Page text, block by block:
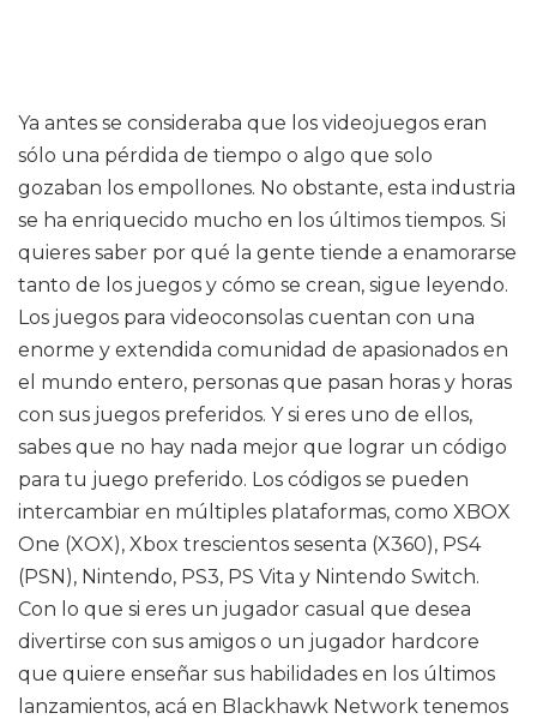
Ya antes se consideraba que los videojuegos eran
sólo una pérdida de tiempo o algo que solo
gozaban los empollones. No obstante, esta industria
se ha enriquecido mucho en los últimos tiempos. Si
quieres saber por qué la gente tiende a enamorarse
tanto de los juegos y cómo se crean, sigue leyendo.
Los juegos para videoconsolas cuentan con una
enorme y extendida comunidad de apasionados en
el mundo entero, personas que pasan horas y horas
con sus juegos preferidos. Y si eres uno de ellos,
sabes que no hay nada mejor que lograr un código
para tu juego preferido. Los códigos se pueden
intercambiar en múltiples plataformas, como XBOX
One (XOX), Xbox trescientos sesenta (X360), PS4
(PSN), Nintendo, PS3, PS Vita y Nintendo Switch.
Con lo que si eres un jugador casual que desea
divertirse con sus amigos o un jugador hardcore
que quiere enseñar sus habilidades en los últimos
lanzamientos, acá en Blackhawk Network tenemos